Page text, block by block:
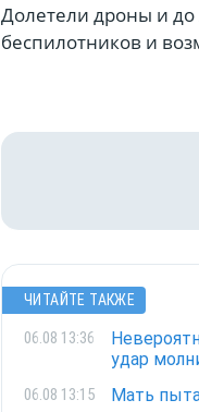
Долетели дроны и до
беспилотников и
ЧИТАЙТЕ ТАКЖЕ
06.08 13:36
удар
06.08 13:15 Мать